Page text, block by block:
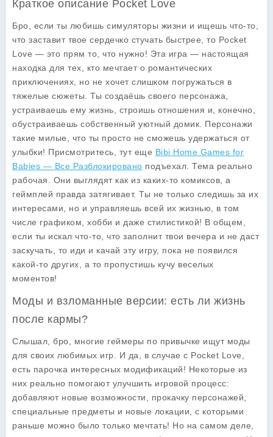
Краткое описание Pocket Love
Бро, если ты любишь симуляторы жизни и ищешь что-то,
что заставит твое сердечко стучать быстрее, то Pocket
Love — это прям то, что нужно! Эта игра — настоящая
находка для тех, кто мечтает о романтических
приключениях, но не хочет слишком погружаться в
тяжелые сюжеты. Ты создаёшь своего персонажа,
устраиваешь ему жизнь, строишь отношения и, конечно,
обустраиваешь собственный уютный домик. Персонажи
такие милые, что ты просто не сможешь удержаться от
улыбки! Присмотритесь, тут еще Bibi Home Games for
Babies — Все Разблокировано подъехал. Тема реально
рабочая. Они выглядят как из каких-то комиксов, а
геймплей правда затягивает. Ты не только следишь за их
интересами, но и управляешь всей их жизнью, в том
числе графиком, хобби и даже стилистикой! В общем,
если ты искал что-то, что заполнит твои вечера и не даст
заскучать, то иди и качай эту игру, пока не появился
какой-то других, а то пропустишь кучу веселых
моментов!
Моды и взломанные версии: есть ли жизнь
после кармы?
Слышал, бро, многие геймеры по привычке ищут моды
для своих любимых игр. И да, в случае с Pocket Love
есть парочка интересных модификаций! Некоторые из
них реально помогают улучшить игровой процесс:
добавляют новые возможности, прокачку персонажей,
специальные предметы и новые локации, с которыми
раньше можно было только мечтать! Но на самом деле,